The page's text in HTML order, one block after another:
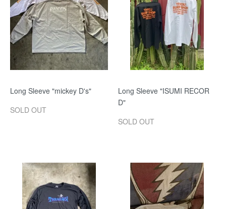
Long Sleeve "mickey D's"
SOLD OUT
Long Sleeve "ISUMI RECOR
D"
SOLD OUT